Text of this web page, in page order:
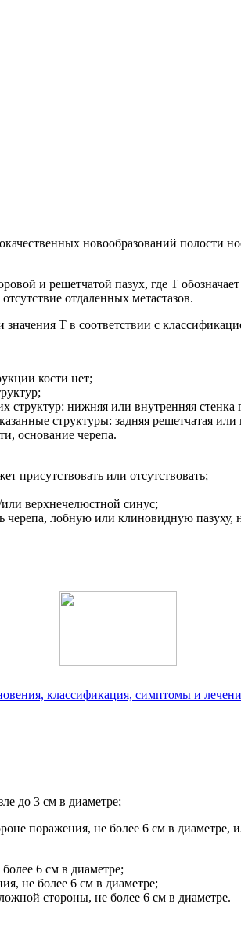
новообразований полости
и решетчатой пазух, где T
отдаленных метастазов.
T в соответствии с
кости нет;
структур: нижняя или внутренняя
структуры: задняя решетчатая
основание черепа.
присутствовать или отсутствовать;
верхнечелюстной синус;
черепа, лобную или клиновидную пазуху,
классификация, симптомы и
до 3 см в диаметре;
поражения, не более 6 см в
6 см в диаметре;
не более 6 см в диаметре;
стороны, не более 6 см в диаметре.